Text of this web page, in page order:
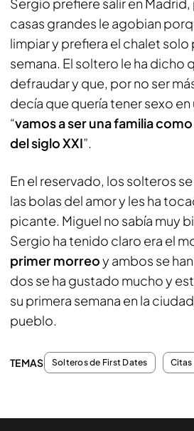
casas grandes le agobian
limpiar y prefiera el chalet solo
semana. El soltero le ha dicho
defraudar y que, por no ser
decía que quería tener sexo
“vamos a ser una familia
del siglo XXI”.
En el reservado, los solteros
las bolas del amor y les ha
picante. Miguel no sabía muy
Sergio ha tenido claro era el
primer morreoy ambos se
dos se ha gustado mucho y
su primera semana en la
pueblo.
TEMAS Solteros de First Dates Citas